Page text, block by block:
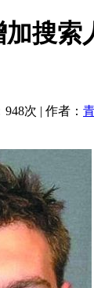
加搜索
次 | 作者：